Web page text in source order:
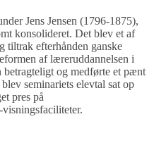
Jens Jensen (1796-1875),
konsolideret. Det blev et af
tiltrak efterhånden ganske
af læreruddannelsen i
og medførte et pænt
seminariets elevtal sat op
pres på